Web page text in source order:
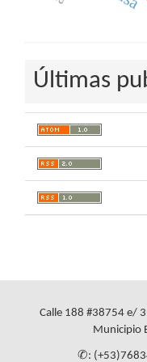
Últimas
Calle 188 #38754 e/
Municipio
✆: